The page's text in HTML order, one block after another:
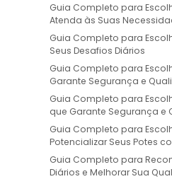
Guia Completo para
Atenda às Suas
Guia Completo para
Seus Desafios Diários
Guia Completo para
Garante Segurança e
Guia Completo para
que Garante Segurança e
Guia Completo para
Potencializar Seus Potes
Guia Completo para
Diários e Melhorar Sua